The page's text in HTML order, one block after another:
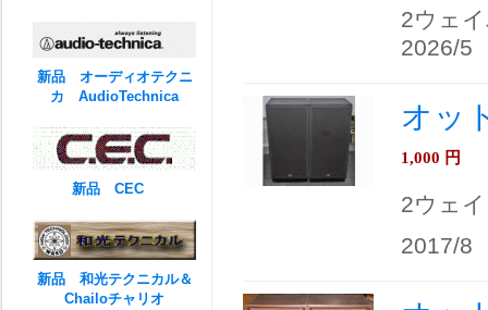
2ウェ
2026/5
オッ
1,000 円
2ウェ
2017/8
新品 オーディオテクニ
カ AudioTechnica
新品 CEC
新品 和光テクニカル＆
Chailoチャリオ